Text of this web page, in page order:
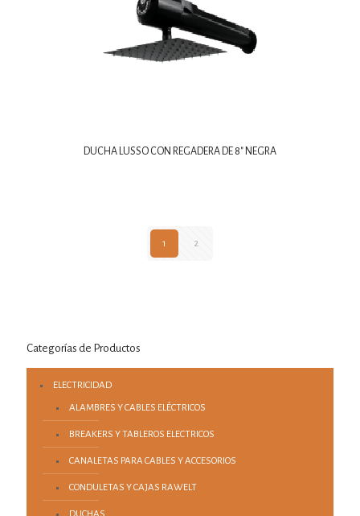
DUCHA LUSSO CON REGADERA DE 8″ NEGRA
1 2
Categorías de Productos
ELECTRICIDAD
ALAMBRES Y CABLES ELÉCTRICOS
BREAKERS Y TABLEROS ELECTRICOS
CANALETAS PARA CABLES Y ACCESORIOS
CONDULETAS Y CAJAS RAWELT